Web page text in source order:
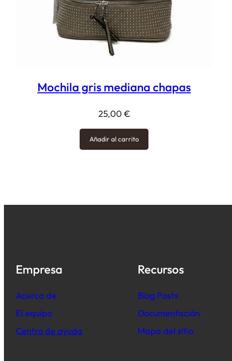
Mochila gris mediana chapas
25,00 €
Añadir al carrito
Empresa
Acerca de
El equipo
Centro de ayuda
Recursos
Blog Posts
Documentación
Mapa del sitio